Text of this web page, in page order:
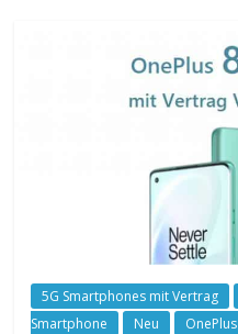
5G Smartphones mit Vertrag
Smartphone
Neu OnePlus